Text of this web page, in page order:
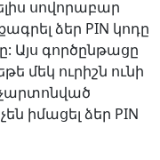
սովորաբար
ձեր PIN կոդը
գործընթացը
մեկ ուրիշն ունի
իմացել ձեր PIN